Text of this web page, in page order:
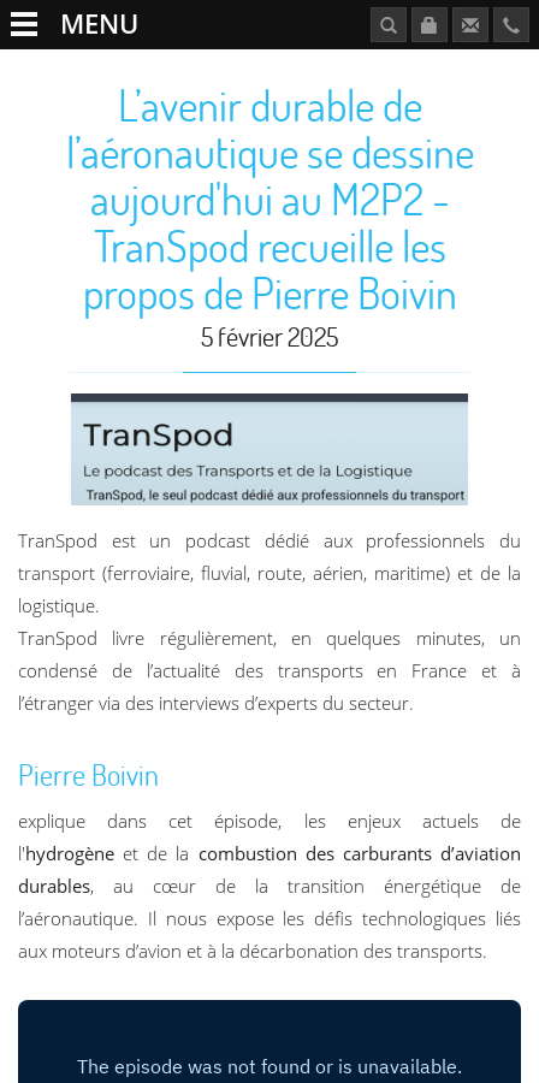
MENU
L’avenir durable de
l’aéronautique se dessine
aujourd'hui au M2P2 -
TranSpod recueille les
propos de Pierre Boivin
5 février 2025
TranSpod est un podcast dédié aux professionnels du
transport (ferroviaire, fluvial, route, aérien, maritime) et de la
logistique.
TranSpod livre régulièrement, en quelques minutes, un
condensé de l’actualité des transports en France et à
l’étranger via des interviews d’experts du secteur.
Pierre Boivin
explique dans cet épisode, les enjeux actuels de
l'hydrogène et de la combustion des carburants d’aviation
durables, au cœur de la transition énergétique de
l’aéronautique. Il nous expose les défis technologiques liés
aux moteurs d’avion et à la décarbonation des transports.